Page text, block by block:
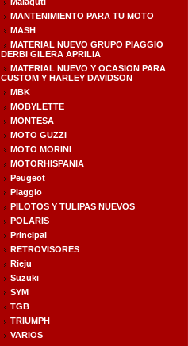
MANTENIMIENTO PARA TU MOTO
MASH
MATERIAL NUEVO GRUPO PIAGGIO
DERBI GILERA APRILIA
MATERIAL NUEVO Y OCASION PARA
CUSTOM Y HARLEY DAVIDSON
MBK
MOBYLETTE
MONTESA
MOTO GUZZI
MOTO MORINI
MOTORHISPANIA
Peugeot
Piaggio
PILOTOS Y TULIPAS NUEVOS
POLARIS
Principal
RETROVISORES
Rieju
Suzuki
SYM
TGB
TRIUMPH
VARIOS